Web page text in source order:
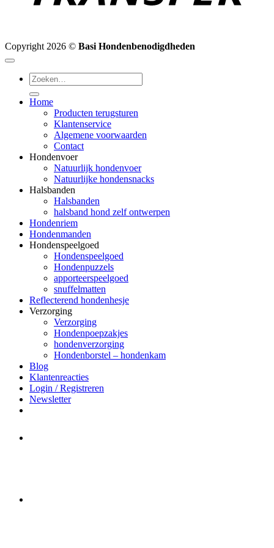
Copyright 2026 © Basi Hondenbenodigdheden
Zoeken
naar:
Home
Producten terugsturen
Klantenservice
Algemene voorwaarden
Contact
Hondenvoer
Natuurlijk hondenvoer
Natuurlijke hondensnacks
Halsbanden
Halsbanden
halsband hond zelf ontwerpen
Hondenriem
Hondenmanden
Hondenspeelgoed
Hondenspeelgoed
Hondenpuzzels
apporteerspeelgoed
snuffelmatten
Reflecterend hondenhesje
Verzorging
Verzorging
Hondenpoepzakjes
hondenverzorging
Hondenborstel – hondenkam
Blog
Klantenreacties
Login / Registreren
Newsletter